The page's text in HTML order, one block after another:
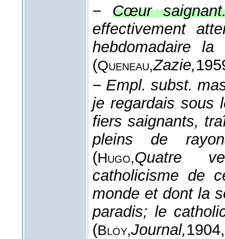
−Cœur
effectivement
hebdomadaire
(Queneau,Zazie,
− Empl. subst.
je regardais sous
fiers saignants,
pleins de
(Hugo,Quatre
catholicisme de
monde et dont la
paradis; le
(Bloy,Journal,1904